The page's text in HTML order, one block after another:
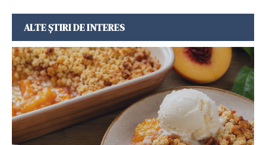
ALTE ȘTIRI DE INTERES